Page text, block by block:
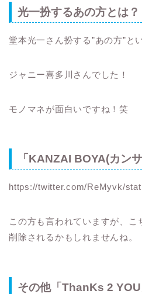
光一扮するあの方とは？
堂本光一さん扮する”あの方”と
ジャニー喜多川さんでした！
モノマネが面白いですね！笑
「KANZAI BOYA(カン
https://twitter.com/ReMyvk/
この方も言われていますが、こ
削除されるかもしれませんね。
その他「ThanKs 2